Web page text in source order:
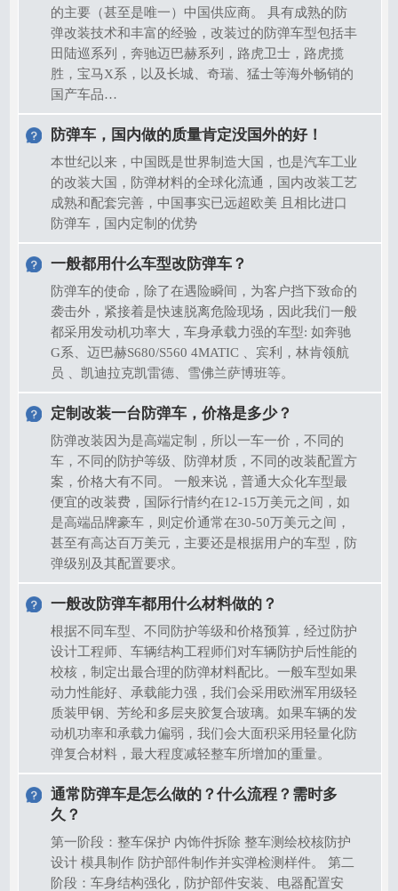
的主要（甚至是唯一）中国供应商。 具有成熟的防
弹改装技术和丰富的经验，改装过的防弹车型包括丰
田陆巡系列，奔驰迈巴赫系列，路虎卫士，路虎揽
胜，宝马X系，以及长城、奇瑞、猛士等海外畅销的
国产车品…
防弹车，国内做的质量肯定没国外的好！
本世纪以来，中国既是世界制造大国，也是汽车工业
的改装大国，防弹材料的全球化流通，国内改装工艺
成熟和配套完善，中国事实已远超欧美 且相比进口
防弹车，国内定制的优势
一般都用什么车型改防弹车？
防弹车的使命，除了在遇险瞬间，为客户挡下致命的
袭击外，紧接着是快速脱离危险现场，因此我们一般
都采用发动机功率大，车身承载力强的车型: 如奔驰
G系、迈巴赫S680/S560 4MATIC 、宾利，林肯领航
员 、凯迪拉克凯雷德、雪佛兰萨博班等。
定制改装一台防弹车，价格是多少？
防弹改装因为是高端定制，所以一车一价，不同的
车，不同的防护等级、防弹材质，不同的改装配置方
案，价格大有不同。 一般来说，普通大众化车型最
便宜的改装费，国际行情约在12-15万美元之间，如
是高端品牌豪车，则定价通常在30-50万美元之间，
甚至有高达百万美元，主要还是根据用户的车型，防
弹级别及其配置要求。
一般改防弹车都用什么材料做的？
根据不同车型、不同防护等级和价格预算，经过防护
设计工程师、车辆结构工程师们对车辆防护后性能的
校核，制定出最合理的防弹材料配比。一般车型如果
动力性能好、承载能力强，我们会采用欧洲军用级轻
质装甲钢、芳纶和多层夹胶复合玻璃。如果车辆的发
动机功率和承载力偏弱，我们会大面积采用轻量化防
弹复合材料，最大程度减轻整车所增加的重量。
通常防弹车是怎么做的？什么流程？需时多
久？
第一阶段：整车保护 内饰件拆除 整车测绘校核防护
设计 模具制作 防护部件制作并实弹检测样件。 第二
阶段：车身结构强化，防护部件安装、电器配置安